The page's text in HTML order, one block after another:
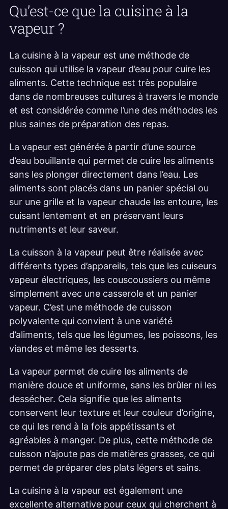
Qu’est-ce que la cuisine à la
vapeur ?
La cuisine à la vapeur est une méthode de
cuisson qui utilise la vapeur d’eau pour cuire les
aliments. Cette technique est très populaire
dans de nombreuses cultures à travers le monde
et est considérée comme l’une des méthodes les
plus saines de préparation des repas.
La vapeur est générée à partir d’une source
d’eau bouillante qui permet de cuire les aliments
sans les plonger directement dans l’eau. Les
aliments sont placés dans un panier spécial ou
sur une grille et la vapeur chaude les entoure, les
cuisant lentement et en préservant leurs
nutriments et leur saveur.
La cuisson à la vapeur peut être réalisée avec
différents types d’appareils, tels que les cuiseurs
vapeur électriques, les couscoussiers ou même
simplement avec une casserole et un panier
vapeur. C’est une méthode de cuisson
polyvalente qui convient à une variété
d’aliments, tels que les légumes, les poissons, les
viandes et même les desserts.
La vapeur permet de cuire les aliments de
manière douce et uniforme, sans les brûler ni les
dessécher. Cela signifie que les aliments
conservent leur texture et leur couleur d’origine,
ce qui les rend à la fois appétissants et
agréables à manger. De plus, cette méthode de
cuisson n’ajoute pas de matières grasses, ce qui
permet de préparer des plats légers et sains.
La cuisine à la vapeur est également une
excellente alternative pour ceux qui cherchent à